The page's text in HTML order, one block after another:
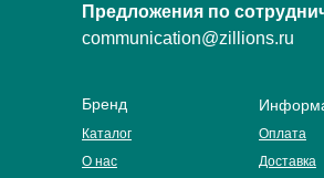
Предложения по
communication@zillions.ru
О нас
Доставка
Оплата
Бренд
Каталог